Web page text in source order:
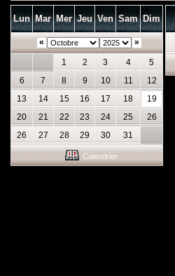
Lun Mar Mer Jeu Ven Sam Dim
« »
1 2 3 4
5
6
7 8 9 10 11
12
13
14 15 16 17 18
19
20
21 22 23 24 25
26
26
27 28 29 30 31
Calendrier